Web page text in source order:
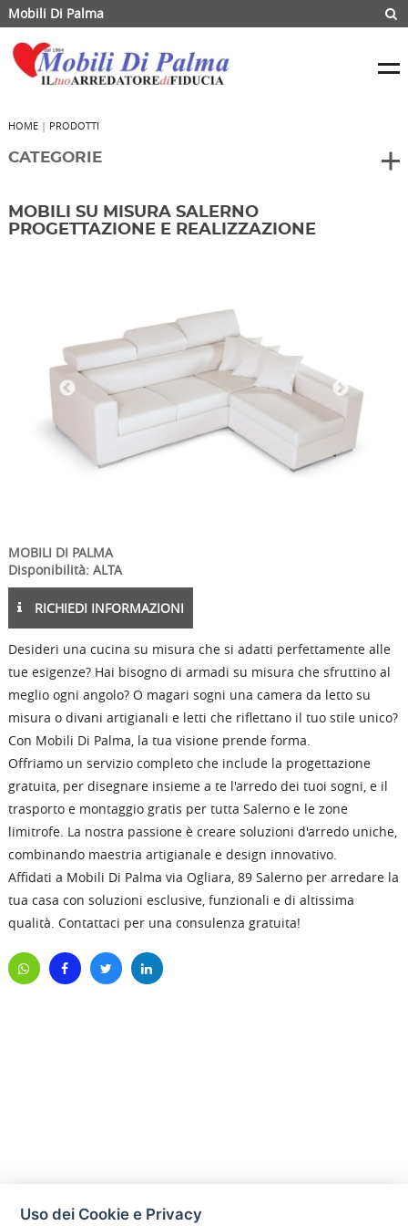
Mobili Di Palma
HOME| PRODOTTI
CATEGORIE
MOBILI SU MISURA SALERNO
PROGETTAZIONE E REALIZZAZIONE
MOBILI DI PALMA
Disponibilità: ALTA
RICHIEDI INFORMAZIONI
Desideri una cucina su misura che si adatti perfettamente alle
tue esigenze? Hai bisogno di armadi su misura che sfruttino al
meglio ogni angolo? O magari sogni una camera da letto su
misura o divani artigianali e letti che riflettano il tuo stile unico?
Con Mobili Di Palma, la tua visione prende forma.
Offriamo un servizio completo che include la progettazione
gratuita, per disegnare insieme a te l'arredo dei tuoi sogni, e il
trasporto e montaggio gratis per tutta Salerno e le zone
limitrofe. La nostra passione è creare soluzioni d'arredo uniche,
combinando maestria artigianale e design innovativo.
Affidati a Mobili Di Palma via Ogliara, 89 Salerno per arredare la
tua casa con soluzioni esclusive, funzionali e di altissima
qualità. Contattaci per una consulenza gratuita!
Uso dei Cookie e Privacy